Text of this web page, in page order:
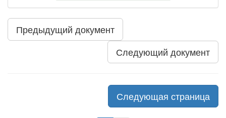
Предыдущий документ
Следующий документ
Следующая страница